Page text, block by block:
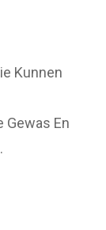
Kunnen
Gewas En